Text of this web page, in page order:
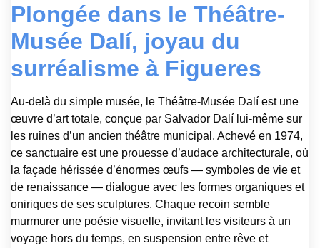
Plongée dans le Théâtre-
Musée Dalí, joyau du
surréalisme à Figueres
Au-delà du simple musée, le Théâtre-Musée Dalí est une
œuvre d’art totale, conçue par Salvador Dalí lui-même sur
les ruines d’un ancien théâtre municipal. Achevé en 1974,
ce sanctuaire est une prouesse d’audace architecturale, où
la façade hérissée d’énormes œufs — symboles de vie et
de renaissance — dialogue avec les formes organiques et
oniriques de ses sculptures. Chaque recoin semble
murmurer une poésie visuelle, invitant les visiteurs à un
voyage hors du temps, en suspension entre rêve et